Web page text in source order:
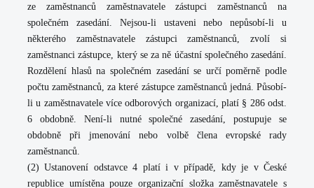
ze zaměstnanců zaměstnavatele zástupci zaměstnanců na
společném zasedání. Nejsou-li ustaveni nebo nepůsobí-li u
některého zaměstnavatele zástupci zaměstnanců, zvolí si
zaměstnanci zástupce, který se za ně účastní společného zasedání.
Rozdělení hlasů na společném zasedání se určí poměrně podle
počtu zaměstnanců, za které zástupce zaměstnanců jedná. Působí-
li u zaměstnavatele více odborových organizací, platí § 286 odst.
6 obdobně. Není-li nutné společné zasedání, postupuje se
obdobně při jmenování nebo volbě člena evropské rady
zaměstnanců.
(2) Ustanovení odstavce 4 platí i v případě, kdy je v České
republice umístěna pouze organizační složka zaměstnavatele s